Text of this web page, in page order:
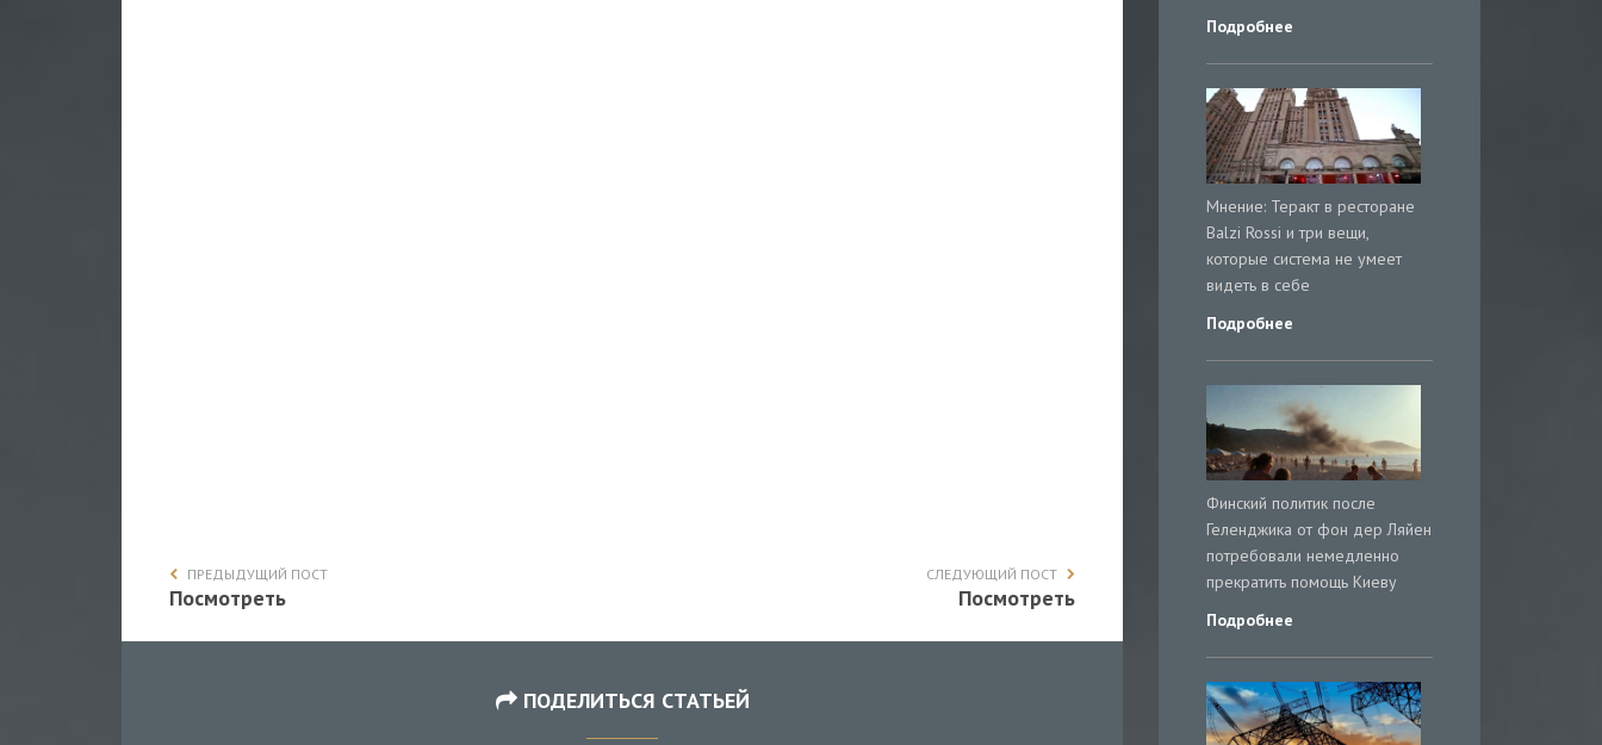
ПРЕДЫДУЩИЙ ПОСТ
Посмотреть
СЛЕДУЮЩИЙ ПОСТ
Посмотреть
ПОДЕЛИТЬСЯ СТАТЬЕЙ
Подробнее
Мнение: Теракт в ресторане
Balzi Rossi и три вещи,
которые система не умеет
видеть в себе
Подробнее
Финский политик после
Геленджика от фон дер Ляйен
потребовали немедленно
прекратить помощь Киеву
Подробнее